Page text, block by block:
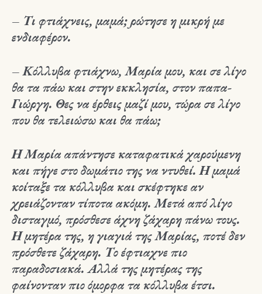
– Τι φτιάχνεις, μαμά; ρώτησε η μικρή με
ενδιαφέρον.
– Κόλλυβα φτιάχνω, Μαρία μου, και σε λίγο
θα τα πάω και στην εκκλησία, στον παπα-
Γιώργη. Θες να έρθεις μαζί μου, τώρα σε λίγο
που θα τελειώσω και θα πάω;
Η Μαρία απάντησε καταφατικά χαρούμενη
και πήγε στο δωμάτιο της να ντυθεί. Η μαμά
κοίταξε τα κόλλυβα και σκέφτηκε αν
χρειάζονταν τίποτα ακόμη. Μετά από λίγο
δισταγμό, πρόσθεσε άχνη ζάχαρη πάνω τους.
Η μητέρα της, η γιαγιά της Μαρίας, ποτέ δεν
πρόσθετε ζάχαρη. Το έφτιαχνε πιο
παραδοσιακά. Αλλά της μητέρας της
φαίνονταν πιο όμορφα τα κόλλυβα έτσι.